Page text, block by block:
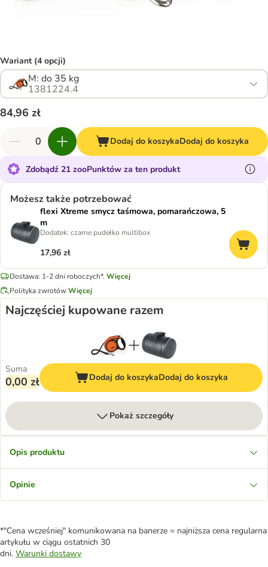
Wariant (4 opcji)
M: do 35 kg
1381224.4
84,96 zł
Dodaj do koszykaDodaj do koszyka
Zdobądź 21 zooPunktów za ten produkt
Możesz także potrzebować
flexi Xtreme smycz taśmowa, pomarańczowa, 5
m
Dodatek: czarne pudełko multibox
17,96 zł
Dostawa: 1-2 dni roboczych*. Więcej
Polityka zwrotówWięcej
Najczęściej kupowane razem
Suma
0,00 zł Dodaj do koszykaDodaj do koszyka
Pokaż szczegóły
Opis produktu
Opinie
*"Cena wcześniej" komunikowana na banerze = najniższa cena regularna
artykułu w ciągu ostatnich 30
dni. Warunki dostawy